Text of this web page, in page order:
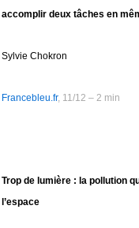
accomplir deux tâches en
Sylvie Chokron
Francebleu.fr, 11/12 – 2 min
Trop de lumière : la pollution
l’espace